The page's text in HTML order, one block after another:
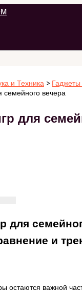
и Техника
вечера
для
для
и
остаются важной